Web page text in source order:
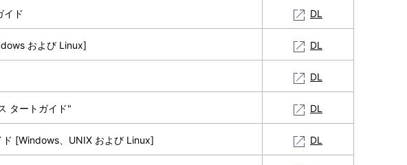
イド DL
および Linux] DL
DL
タートガイド" DL
[Windows、UNIX および Linux] DL